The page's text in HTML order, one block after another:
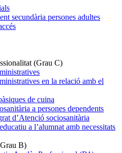
secundària persones adultes
(Grau C)
en la relació amb el
de cuina
a persones dependents
d’Atenció sociosanitària
a l’alumnat amb necessitats
B)